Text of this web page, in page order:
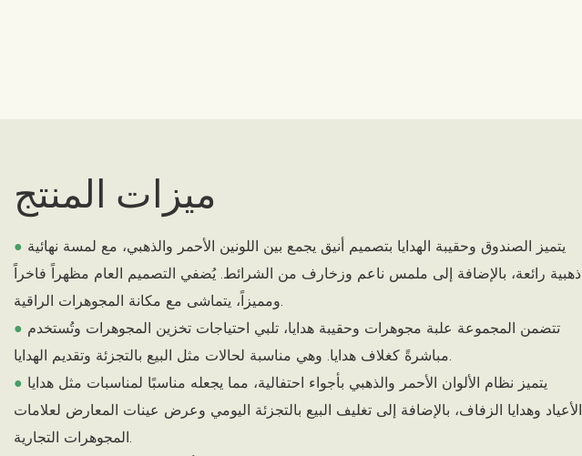
ميزات المنتج
●
ذهبية رائعة، بالإضافة إلى ملمس ناعم وزخارف من الشرائط. يُضفي التصميم العام مظهراً فاخراً
●
●
الأعياد وهدايا الزفاف، بالإضافة إلى تغليف البيع بالتجزئة اليومي وعرض عينات المعارض لعلامات